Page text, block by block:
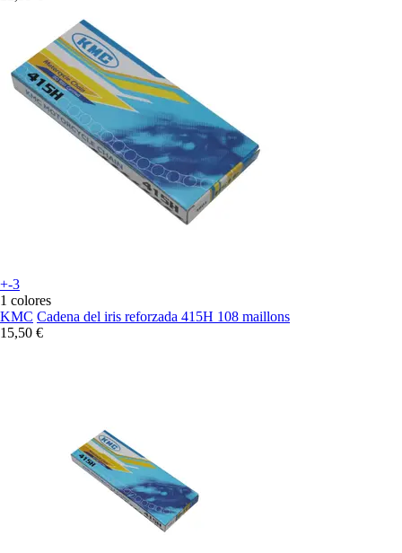
+-3
1 colores
KMC Cadena del iris reforzada 415H 108 maillons
15,50 €